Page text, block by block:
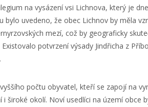
na vysázení vsi Lichnova, který je
uvedeno, že obec Lichnov by měla
mezí, což by geograficky
potvrzení výsady Jindřicha z
počtu obyvatel, kteří se zapojí na
široké okolí. Noví usedlíci na území obce